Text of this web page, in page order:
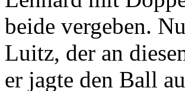
beide vergeben.
Luitz, der an
er jagte den Ball